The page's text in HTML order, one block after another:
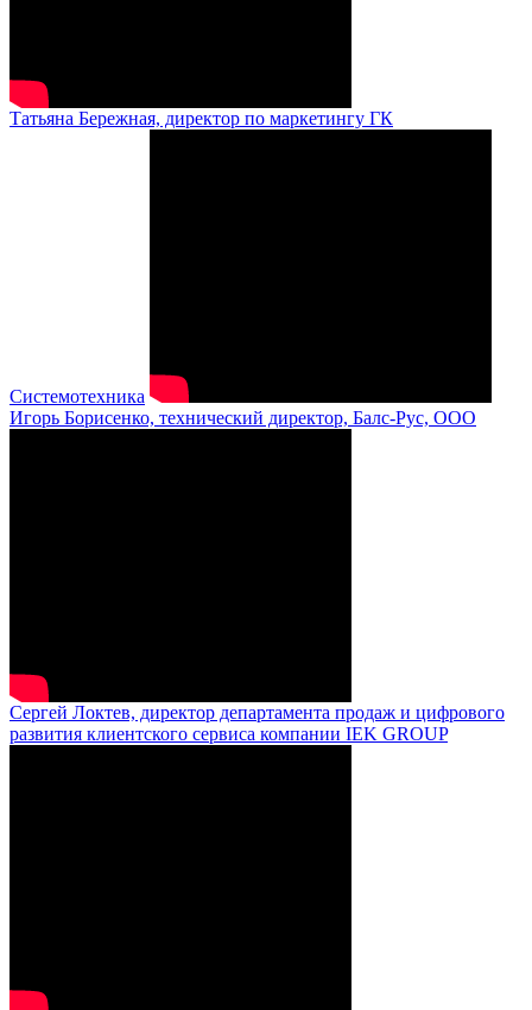
Татьяна Бережная, директор по маркетингу ГК
Системотехника
Игорь Борисенко, технический директор, Балс-Рус, ООО
Сергей Локтев, директор департамента продаж и цифрового
развития клиентского сервиса компании IEK GROUP